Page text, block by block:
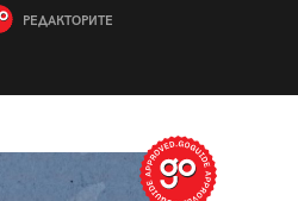
РЕДАКТОРИТЕ